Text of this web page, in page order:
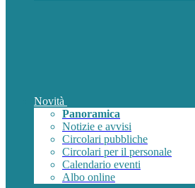
Novità
Panoramica
Notizie e avvisi
Circolari pubbliche
Circolari per il personale
Calendario eventi
Albo online